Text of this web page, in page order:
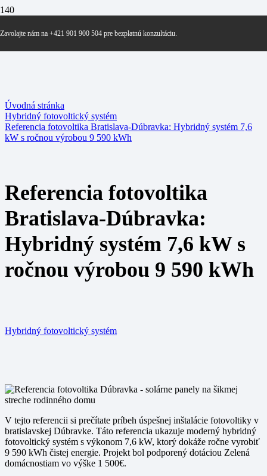
Zavolajte nám na +421 901 900 504 pre bezplatnú konzultáciu.
Úvodná stránka
Hybridný fotovoltický systém
Referencia fotovoltika Bratislava-Dúbravka: Hybridný systém 7,6
kW s ročnou výrobou 9 590 kWh
Referencia fotovoltika
Bratislava-Dúbravka:
Hybridný systém 7,6 kW s
ročnou výrobou 9 590 kWh
Hybridný fotovoltický systém
V tejto referencii si prečítate príbeh úspešnej inštalácie fotovoltiky v
bratislavskej Dúbravke. Táto referencia ukazuje moderný hybridný
fotovoltický systém s výkonom 7,6 kW, ktorý dokáže ročne vyrobiť
9 590 kWh čistej energie. Projekt bol podporený dotáciou Zelená
domácnostiam vo výške 1 500€.